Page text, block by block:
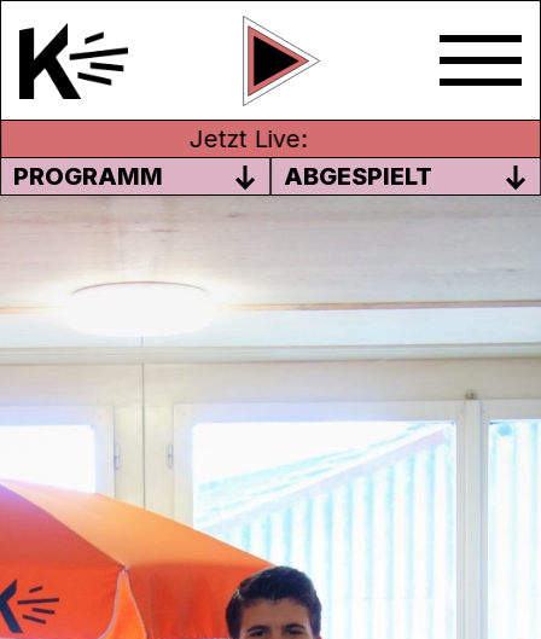
Jetzt Live:
PROGRAMM
ABGESPIELT
RADIOWERKSTATT DER
KREISSCHULE MITTELGÖSGEN
Die Kreisschule Mittelgösgen hat mit
Unterstützung von Tarek Ben Jemia eine
eigene Sendung zum Thema Gesundheit
und Ernährung produziert.
18. März 2020
In Zusammenarbeit mit der Radioschule
Klipp+Klang